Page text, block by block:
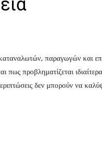
παραγωγών και
προβληματίζεται
δεν μπορούν να